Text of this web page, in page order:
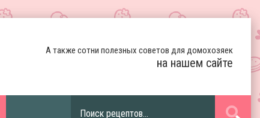
А также сотни полезных советов для домохозяек
на нашем сайте